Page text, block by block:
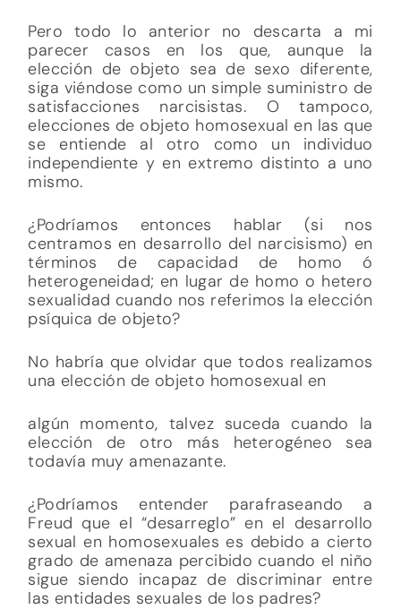
Pero todo lo anterior no descarta a mi
parecer casos en los que, aunque la
elección de objeto sea de sexo diferente,
siga viéndose como un simple suministro de
satisfacciones narcisistas. O tampoco,
elecciones de objeto homosexual en las que
se entiende al otro como un individuo
independiente y en extremo distinto a uno
mismo.
¿Podríamos entonces hablar (si nos
centramos en desarrollo del narcisismo) en
términos de capacidad de homo ó
heterogeneidad; en lugar de homo o hetero
sexualidad cuando nos referimos la elección
psíquica de objeto?
No habría que olvidar que todos realizamos
una elección de objeto homosexual en
algún momento, talvez suceda cuando la
elección de otro más heterogéneo sea
todavía muy amenazante.
¿Podríamos entender parafraseando a
Freud que el “desarreglo” en el desarrollo
sexual en homosexuales es debido a cierto
grado de amenaza percibido cuando el niño
sigue siendo incapaz de discriminar entre
las entidades sexuales de los padres?